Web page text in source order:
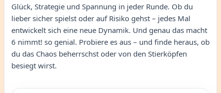
Glück, Strategie und Spannung in jeder Runde. Ob du
lieber sicher spielst oder auf Risiko gehst – jedes Mal
entwickelt sich eine neue Dynamik. Und genau das macht
6 nimmt! so genial. Probiere es aus – und finde heraus, ob
du das Chaos beherrschst oder von den Stierköpfen
besiegt wirst.